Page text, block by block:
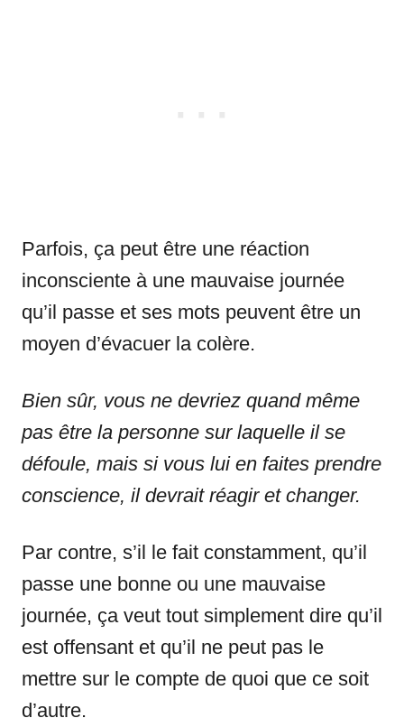
Parfois, ça peut être une réaction
inconsciente à une mauvaise journée
qu’il passe et ses mots peuvent être un
moyen d’évacuer la colère.
Bien sûr, vous ne devriez quand même
pas être la personne sur laquelle il se
défoule, mais si vous lui en faites prendre
conscience, il devrait réagir et changer.
Par contre, s’il le fait constamment, qu’il
passe une bonne ou une mauvaise
journée, ça veut tout simplement dire qu’il
est offensant et qu’il ne peut pas le
mettre sur le compte de quoi que ce soit
d’autre.